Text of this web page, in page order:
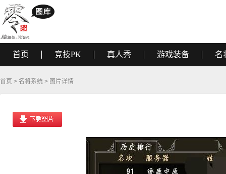
首页 竞技PK 真人秀 游戏装备 名
首页 > 名将系统 > 图片详情